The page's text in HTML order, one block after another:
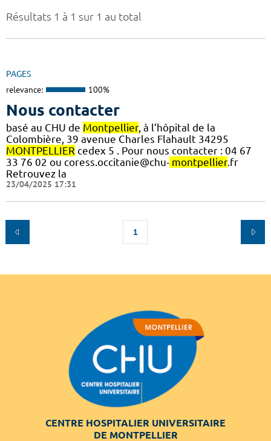
Résultats 1 à 1 sur 1 au total
PAGES
relevance: 100%
Nous contacter
basé au CHU de Montpellier, à l’hôpital de la
Colombière, 39 avenue Charles Flahault 34295
MONTPELLIER cedex 5 . Pour nous contacter : 04 67
33 76 02 ou coress.occitanie@chu- montpellier.fr
Retrouvez la
23/04/2025 17:31
1
CENTRE HOSPITALIER UNIVERSITAIRE
DE MONTPELLIER